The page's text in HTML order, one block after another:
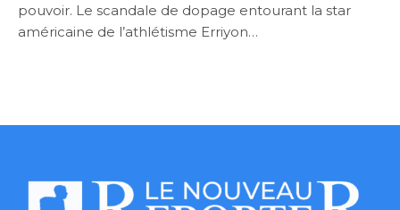
pouvoir. Le scandale de dopage entourant la star
américaine de l’athlétisme Erriyon…